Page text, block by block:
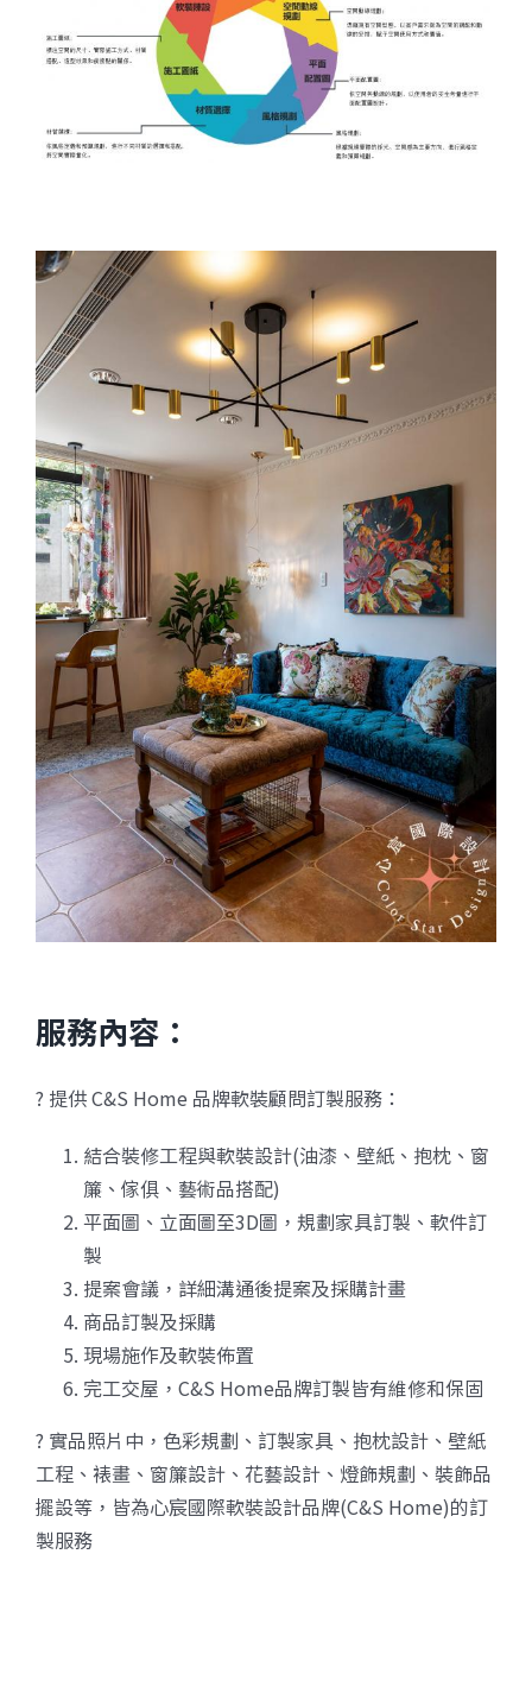
服務內容：
? 提供 C&S Home 品牌軟裝顧問訂製服務：
結合裝修工程與軟裝設計(油漆、壁紙、抱枕、窗
簾、傢俱、藝術品搭配)
平面圖、立面圖至3D圖，規劃家具訂製、軟件訂
製
提案會議，詳細溝通後提案及採購計畫
商品訂製及採購
現場施作及軟裝佈置
完工交屋，C&S Home品牌訂製皆有維修和保固
? 實品照片中，色彩規劃、訂製家具、抱枕設計、壁紙
工程、裱畫、窗簾設計、花藝設計、燈飾規劃、裝飾品
擺設等，皆為心宸國際軟裝設計品牌(C&S Home)的訂
製服務